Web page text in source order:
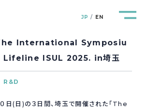
JP EN
The International Symposiu
ISUL 2025. in埼玉
R&D
日(日)の３日間、埼玉で開催された「The